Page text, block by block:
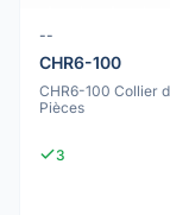
--
CHR6-100
CHR6-100 Collier
Pièces
3